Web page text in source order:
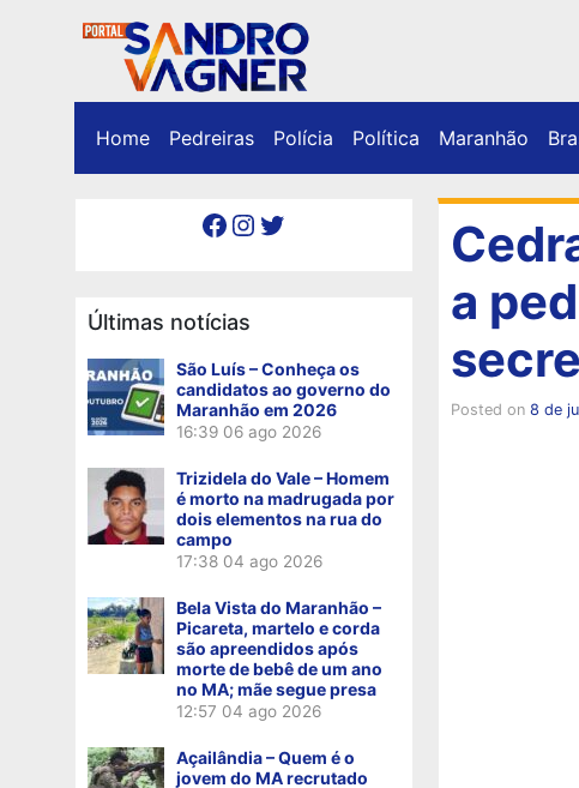
Home Pedreiras Polícia Política Maranhão
Facebook Instagram Twitter
Últimas notícias
São Luís – Conheça os
candidatos ao governo do
Maranhão em 2026
16:39 06 ago 2026
Trizidela do Vale – Homem
é morto na madrugada por
dois elementos na rua do
campo
17:38 04 ago 2026
Bela Vista do Maranhão –
Picareta, martelo e corda
são apreendidos após
morte de bebê de um ano
no MA; mãe segue presa
12:57 04 ago 2026
Açailândia – Quem é o
jovem do MA recrutado
a
Posted on 8 de